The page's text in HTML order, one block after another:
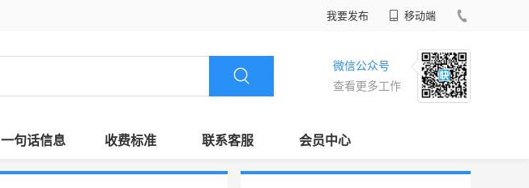
我要发布 移动端
微信公众号
查看更多工作
一句话信息 收费标准 联系客服 会员中心